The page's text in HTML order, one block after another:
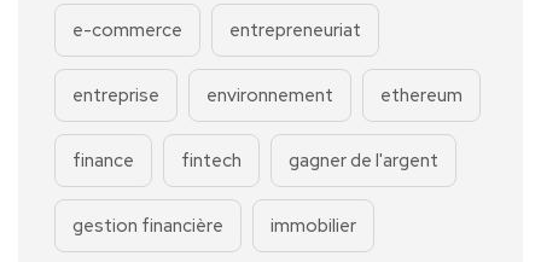
e-commerce entrepreneuriat
entreprise environnement ethereum
finance fintech gagner de l'argent
gestion financière immobilier